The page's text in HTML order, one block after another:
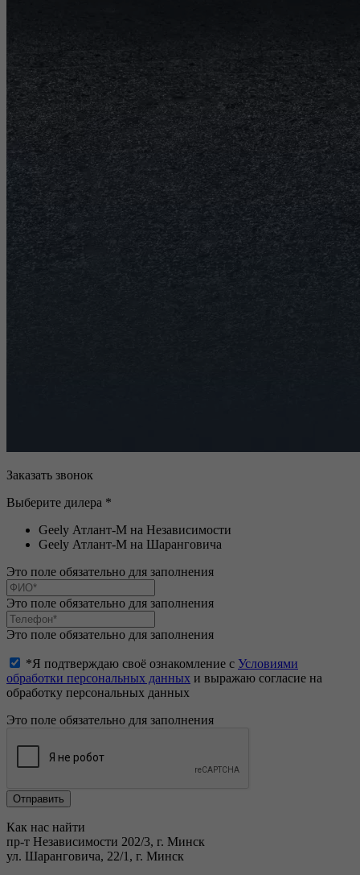
Заказать звонок
Выберите дилера *
Geely Атлант-М на Независимости
Geely Атлант-М на Шаранговича
Это поле обязательно для заполнения
Это поле обязательно для заполнения
Это поле обязательно для заполнения
*Я подтверждаю своё ознакомление с Условиями
обработки персональных данных и выражаю согласие на
обработку персональных данных
Это поле обязательно для заполнения
Как нас найти
пр-т Независимости 202/3, г. Минск
ул. Шаранговича, 22/1, г. Минск